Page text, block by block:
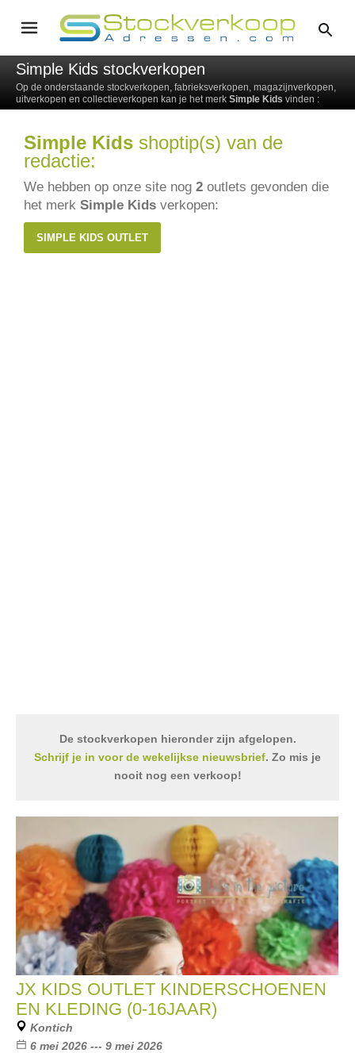
Simple Kids stockverkopen
Op de onderstaande stockverkopen, fabrieksverkopen, magazijnverkopen,
uitverkopen en collectieverkopen kan je het merk Simple Kids vinden :
Simple Kids shoptip(s) van de
redactie:
We hebben op onze site nog 2 outlets gevonden die
het merk Simple Kids verkopen:
SIMPLE KIDS OUTLET
De stockverkopen hieronder zijn afgelopen.
Schrijf je in voor de wekelijkse nieuwsbrief. Zo mis je
nooit nog een verkoop!
JX KIDS OUTLET KINDERSCHOENEN
EN KLEDING (0-16JAAR)
Kontich
6 mei 2026 --- 9 mei 2026